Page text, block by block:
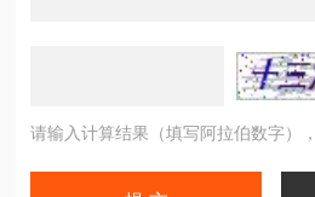
请输入计算结果（填写阿拉伯数字）